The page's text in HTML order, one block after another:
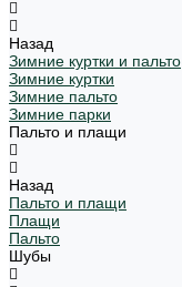
Назад
Зимние куртки и пальто
Зимние куртки
Зимние пальто
Зимние парки
Пальто и плащи
Назад
Пальто и плащи
Плащи
Пальто
Шубы